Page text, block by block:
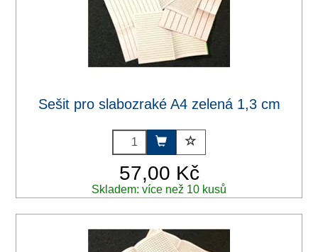
Sešit pro slabozraké A4 zelená 1,3 cm
57,00 Kč
Skladem: více než 10 kusů